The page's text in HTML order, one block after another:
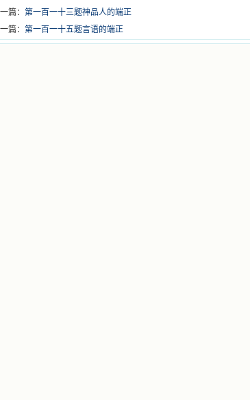
篇： 第一百一十三题神品人的端正
一篇： 第一百一十五题言语的端正